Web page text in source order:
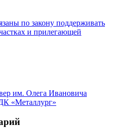
по закону поддерживать
и прилегающей
им. Олега Ивановича
«Металлург»